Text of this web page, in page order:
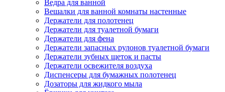
Ведра для ванной
Вешалки для ванной комнаты настенные
Держатели для полотенец
Держатели для туалетной бумаги
Держатели для фена
Держатели запасных рулонов туалетной бумаги
Держатели зубных щеток и пасты
Держатели освежителя воздуха
Диспенсеры для бумажных полотенец
Дозаторы для жидкого мыла